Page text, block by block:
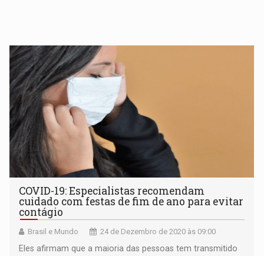
COVID-19: Especialistas recomendam
cuidado com festas de fim de ano para evitar
contágio
Brasil e Mundo 24 de Dezembro de 2020 às 09:00
Eles afirmam que a maioria das pessoas tem transmitido